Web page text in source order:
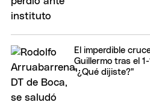
El imperdible
Guillermo tras el
"¿Qué dijiste?"